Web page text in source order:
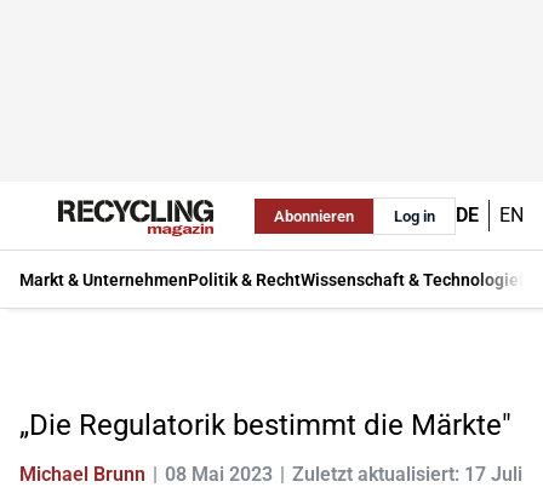
Abonnieren Log in DE EN
Markt & UnternehmenPolitik & RechtWissenschaft & Technologie
„Die Regulatorik bestimmt die Märkte"
Michael Brunn 08 Mai 2023
Zuletzt aktualisiert: 17 Juli